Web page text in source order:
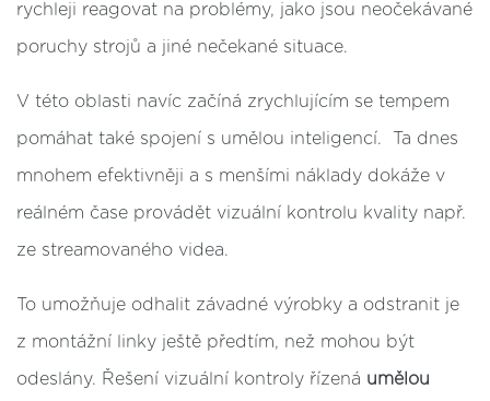
rychleji reagovat na problémy, jako jsou neočekávané
poruchy strojů a jiné nečekané situace.
V této oblasti navíc začíná zrychlujícím se tempem
pomáhat také spojení s umělou inteligencí. Ta dnes
mnohem efektivněji a s menšími náklady dokáže v
reálném čase provádět vizuální kontrolu kvality např.
ze streamovaného videa.
To umožňuje odhalit závadné výrobky a odstranit je
z montážní linky ještě předtím, než mohou být
odeslány. Řešení vizuální kontroly řízená umělou